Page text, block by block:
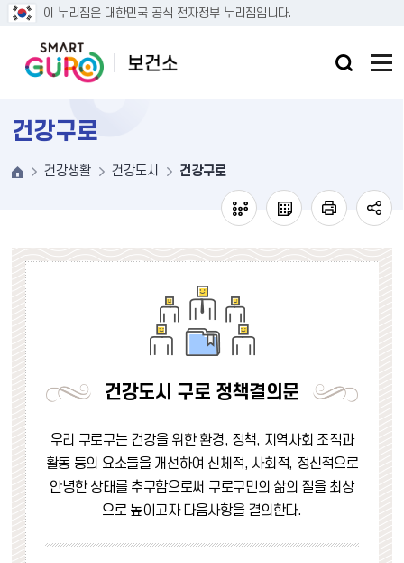
이 누리집은 대한민국 공식 전자정부 누리집입니다.
본문 바로가기
건강구로
건강생활 건강도시 건강구로
건강도시 구로 정책결의문
우리 구로구는 건강을 위한 환경, 정책, 지역사회 조직과
활동 등의 요소들을 개선하여 신체적, 사회적, 정신적으로
안녕한 상태를 추구함으로써 구로구민의 삶의 질을 최상
으로 높이고자 다음사항을 결의한다.